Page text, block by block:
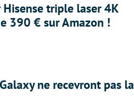
triple laser 4K
390 € sur Amazon !
ne recevront pas la